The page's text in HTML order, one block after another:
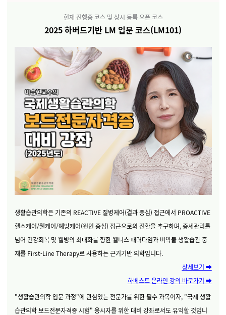
현재 진행중 코스 및 상시 등록 오픈 코스
2025 하버드기반 LM 입문 코스(LM101)
생활습관의학은 기존의 REACTIVE 질병케어(결과 중심) 접근에서 PROACTIVE
헬스케어/웰케어/예방케어(원인 중심) 접근으로의 전환을 추구하며, 증세관리를
넘어 건강회복 및 웰빙의 최대화를 향한 웰니스 패러다임과 비약물 생활습관 중
재를 First-Line Therapy로 사용하는 근거기반 의학입니다.
상세보기 ➡️
하베스트 온라인 강의 바로가기 ➡️
"생활습관의학 입문 과정"에 관심있는 전문가를 위한 필수 과목이자, "국제 생활
습관의학 보드전문자격증 시험" 응시자를 위한 대비 강좌로서도 유익할 것입니